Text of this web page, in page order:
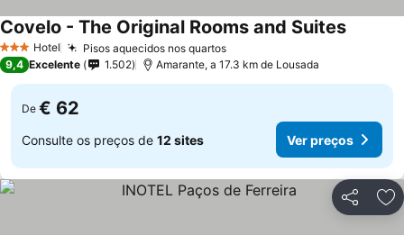
3 EstrelasHotel Pisos aquecidos nos quartos
Covelo - The Original Rooms and Suites
9,4 Excelente 1.502 Amarante, a 17.3 km de Lousada
De € 62
Consulte os preços de 12 sites Ver preços
Partilhar